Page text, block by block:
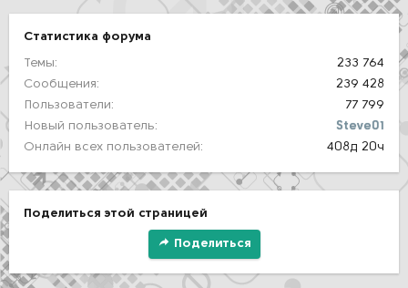
Статистика форума
Темы
233 764
Сообщения
239 428
Пользователи
77 799
Новый пользователь
Steve01
Онлайн всех пользователей
408д 20ч
Поделиться этой страницей
Поделиться